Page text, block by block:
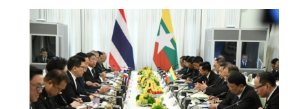
พาดพิงไทยด้วยข้อมูลที่ไม่ตรงกับความเป็นจริง